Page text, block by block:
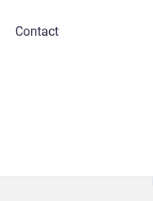
Contact